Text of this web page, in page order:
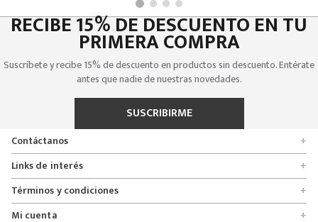
RECIBE 15% DE DESCUENTO EN TU
PRIMERA COMPRA
Suscríbete y recibe 15% de descuento en productos sin descuento. Entérate
antes que nadie de nuestras novedades.
SUSCRIBIRME
Contáctanos
+
Encuentra tu tienda
Formulario de solicitudes
Servicio al cliente
Links de interés +
Quienes somos
Políticas de entrega, cambio y devolución
Políticas de privacidad
Términos y condiciones +
Promociones
Mi cuenta +